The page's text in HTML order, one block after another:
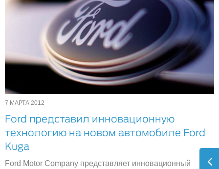
7 МАРТА 2012
Ford представил инновационную
технологию на новом автомобиле Ford
Kuga
Ford Motor Company представляет инновационный